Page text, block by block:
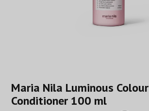
Maria Nila Luminous Colour
Conditioner 100 ml